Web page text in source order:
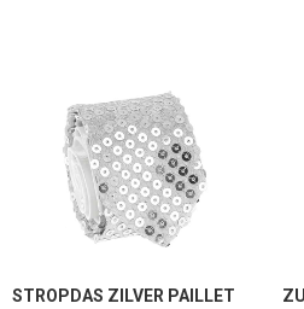
STROPDAS ZILVER PAILLET